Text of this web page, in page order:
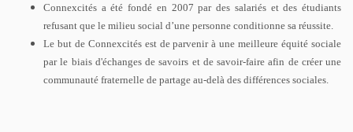
Connexcités a été fondé en 2007 par des salariés et des étudiants
refusant que le milieu social d’une personne conditionne sa réussite.
Le but de Connexcités est de parvenir à une meilleure équité sociale
par le biais d'échanges de savoirs et de savoir-faire afin de créer une
communauté fraternelle de partage au-delà des différences sociales.